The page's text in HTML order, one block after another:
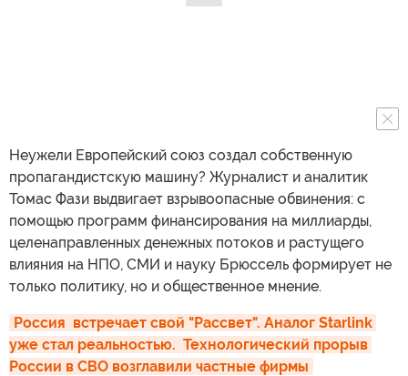
Неужели Европейский союз создал собственную
пропагандистскую машину? Журналист и аналитик
Томас Фази выдвигает взрывоопасные обвинения: с
помощью программ финансирования на миллиарды,
целенаправленных денежных потоков и растущего
влияния на НПО, СМИ и науку Брюссель формирует не
только политику, но и общественное мнение.
Россия  встречает свой "Рассвет". Аналог Starlink
уже стал реальностью.  Технологический прорыв
России в СВО возглавили частные фирмы